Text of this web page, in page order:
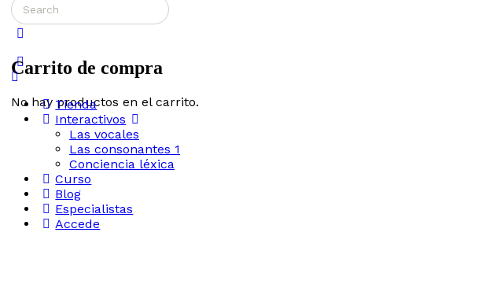
Carrito de compra
No hay productos en el carrito.
for:
Tienda
Interactivos
Las vocales
Las consonantes 1
Conciencia léxica
Curso
Blog
Especialistas
Accede